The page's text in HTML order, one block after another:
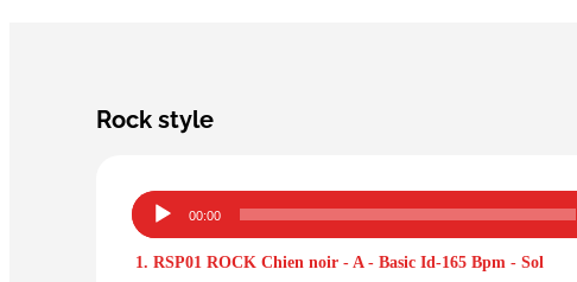
Rock style
Lecteur
audio
00:00
1.RSP01 ROCK Chien noir - A - Basic Id-165 Bpm - Sol